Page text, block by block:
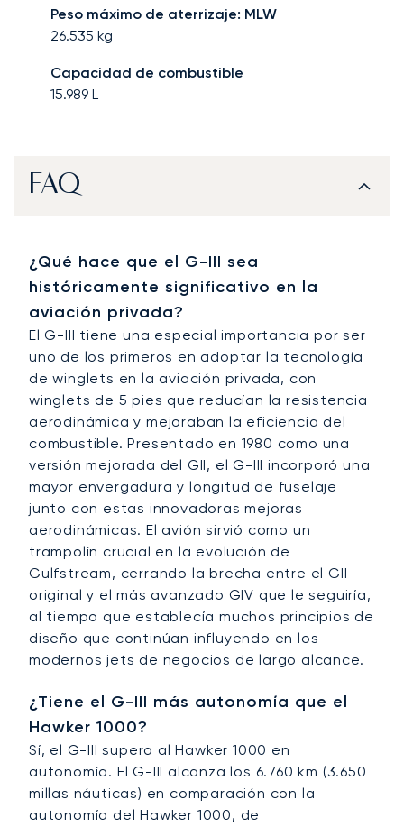
Peso máximo de aterrizaje: MLW
26.535 kg
Capacidad de combustible
15.989 L
FAQ
¿Qué hace que el G-III sea
históricamente significativo en la
aviación privada?
El G-III tiene una especial importancia por ser
uno de los primeros en adoptar la tecnología
de winglets en la aviación privada, con
winglets de 5 pies que reducían la resistencia
aerodinámica y mejoraban la eficiencia del
combustible. Presentado en 1980 como una
versión mejorada del GII, el G-III incorporó una
mayor envergadura y longitud de fuselaje
junto con estas innovadoras mejoras
aerodinámicas. El avión sirvió como un
trampolín crucial en la evolución de
Gulfstream, cerrando la brecha entre el GII
original y el más avanzado GIV que le seguiría,
al tiempo que establecía muchos principios de
diseño que continúan influyendo en los
modernos jets de negocios de largo alcance.
¿Tiene el G-III más autonomía que el
Hawker 1000?
Sí, el G-III supera al Hawker 1000 en
autonomía. El G-III alcanza los 6.760 km (3.650
millas náuticas) en comparación con la
autonomía del Hawker 1000, de